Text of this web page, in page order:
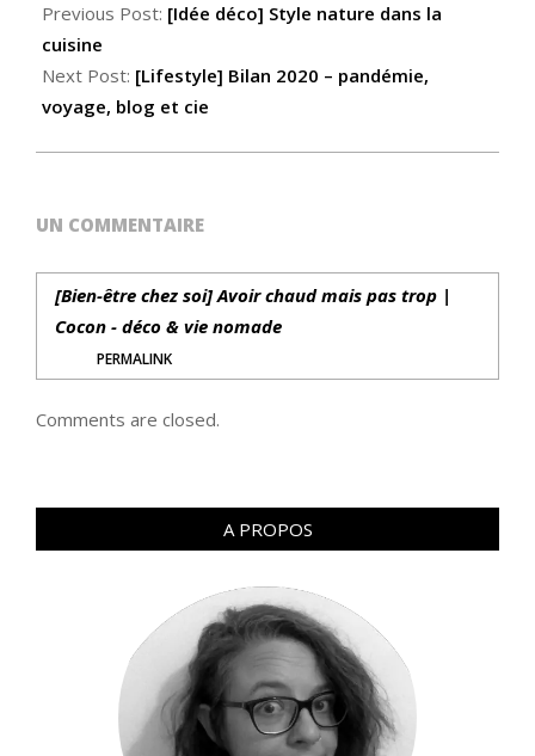
Previous Post: [Idée déco] Style nature dans la
cuisine
Next Post: [Lifestyle] Bilan 2020 – pandémie,
voyage, blog et cie
UN COMMENTAIRE
[Bien-être chez soi] Avoir chaud mais pas trop |
Cocon - déco & vie nomade
PERMALINK
Comments are closed.
A PROPOS